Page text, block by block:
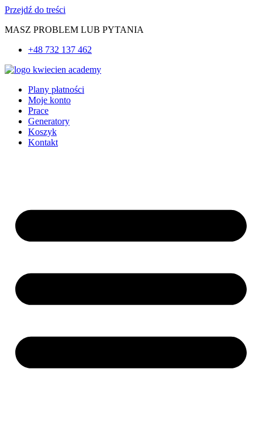
Przejdź do treści
MASZ PROBLEM LUB PYTANIA
+48 732 137 462
Plany płatności
Moje konto
Prace
Generatory
Koszyk
Kontakt